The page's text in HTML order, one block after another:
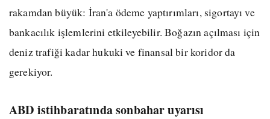
rakamdan büyük: İran'a ödeme yaptırımları, sigortayı ve
bankacılık işlemlerini etkileyebilir. Boğazın açılması için
deniz trafiği kadar hukuki ve finansal bir koridor da
gerekiyor.
ABD istihbaratında sonbahar uyarısı